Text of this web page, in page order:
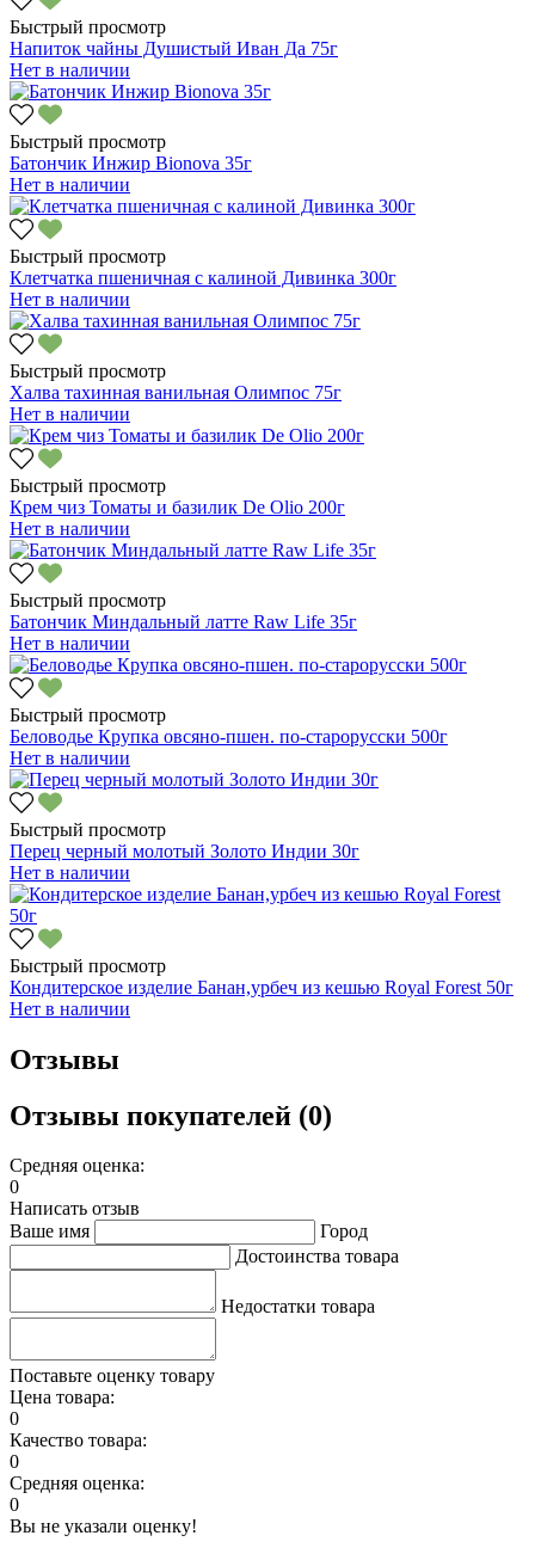
Быстрый просмотр
Напиток чайны Душистый Иван Да 75г
Нет в наличии
Быстрый просмотр
Батончик Инжир Bionova 35г
Нет в наличии
Быстрый просмотр
Клетчатка пшеничная с калиной Дивинка 300г
Нет в наличии
Быстрый просмотр
Халва тахинная ванильная Олимпос 75г
Нет в наличии
Быстрый просмотр
Крем чиз Томаты и базилик De Olio 200г
Нет в наличии
Быстрый просмотр
Батончик Миндальный латте Raw Life 35г
Нет в наличии
Быстрый просмотр
Беловодье Крупка овсяно-пшен. по-старорусски 500г
Нет в наличии
Быстрый просмотр
Перец черный молотый Золото Индии 30г
Нет в наличии
Быстрый просмотр
Кондитерское изделие Банан,урбеч из кешью Royal Forest 50г
Нет в наличии
Отзывы
Отзывы покупателей (0)
Средняя оценка:
0
Написать отзыв
Ваше имя
Город
Достоинства товара
Недостатки товара
Поставьте оценку товару
Цена товара:
0
Качество товара:
0
Средняя оценка:
0
Вы не указали оценку!